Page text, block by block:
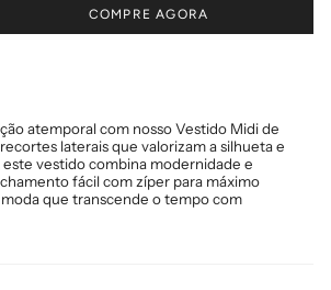
COMPRE AGORA
atemporal com nosso Vestido Midi de
laterais que valorizam a silhueta e
este vestido combina modernidade e
fácil com zíper para máximo
que transcende o tempo com